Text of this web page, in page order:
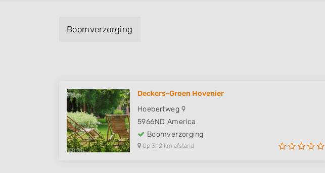
Boomverzorging
Deckers-Groen Hovenier
Hoebertweg 9
5966ND America
Boomverzorging
Op 3,12 km afstand